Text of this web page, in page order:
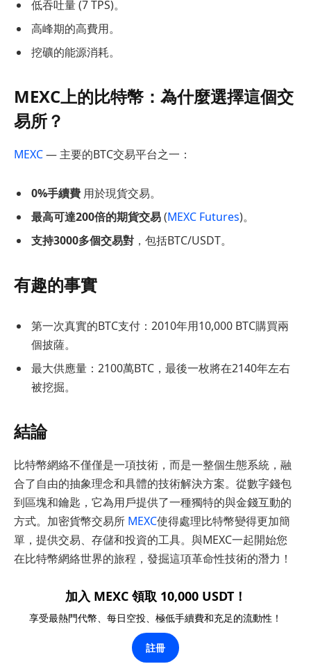
低吞吐量 (7 TPS)。
高峰期的高費用。
挖礦的能源消耗。
MEXC上的比特幣：為什麼選擇這個交
易所？
MEXC— 主要的BTC交易平台之一：
0%手續費 用於現貨交易。
最高可達200倍的期貨交易(MEXC Futures)。
支持3000多個交易對 ，包括BTC/USDT。
有趣的事實
第一次真實的BTC支付：2010年用10,000 BTC購買兩
個披薩。
最大供應量：2100萬BTC，最後一枚將在2140年左右
被挖掘。
結論
比特幣網絡不僅僅是一項技術，而是一整個生態系統，融
合了自由的抽象理念和具體的技術解決方案。從數字錢包
到區塊和鑰匙，它為用戶提供了一種獨特的與金錢互動的
方式。加密貨幣交易所 MEXC使得處理比特幣變得更加簡
單，提供交易、存儲和投資的工具。與MEXC一起開始您
在比特幣網絡世界的旅程，發掘這項革命性技術的潛力！
加入 MEXC 領取 10,000 USDT！
享受最熱門代幣、每日空投、極低手續費和充足的流動性！
註冊